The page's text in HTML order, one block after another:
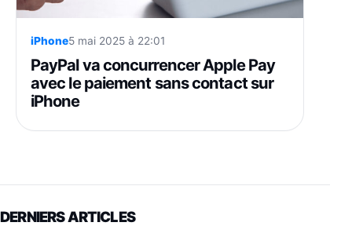
iPhone5 mai 2025 à 22:01
PayPal va concurrencer Apple Pay
avec le paiement sans contact sur
iPhone
DERNIERS ARTICLES